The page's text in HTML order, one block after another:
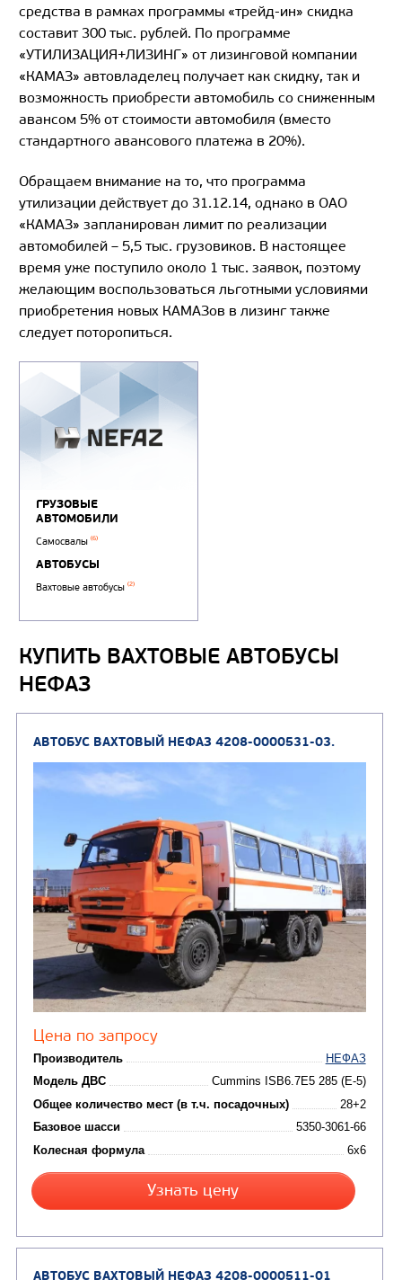
средства в рамках программы «трейд-ин» скидка
составит 300 тыс. рублей. По программе
«УТИЛИЗАЦИЯ+ЛИЗИНГ» от лизинговой компании
«КАМАЗ» автовладелец получает как скидку, так и
возможность приобрести автомобиль со сниженным
авансом 5% от стоимости автомобиля (вместо
стандартного авансового платежа в 20%).
Обращаем внимание на то, что программа
утилизации действует до 31.12.14, однако в ОАО
«КАМАЗ» запланирован лимит по реализации
автомобилей – 5,5 тыс. грузовиков. В настоящее
время уже поступило около 1 тыс. заявок, поэтому
желающим воспользоваться льготными условиями
приобретения новых КАМАЗов в лизинг также
следует поторопиться.
АВТОМОБИЛИ
Самосвалы(6)
АВТОБУСЫ
Вахтовые автобусы(2)
КУПИТЬ ВАХТОВЫЕ АВТОБУСЫ
НЕФАЗ
АВТОБУС ВАХТОВЫЙ НЕФАЗ 4208-0000531-